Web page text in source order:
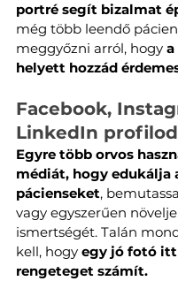
portré segít bizalmat
még több leendő
meggyőzni arról, hogy a
helyett hozzád
Facebook,
LinkedIn
Egyre több orvos
médiát, hogy edukálja
pácienseket,
vagy egyszerűen
ismertségét. Talán
kell, hogy egy jó fotó
rengeteget számít.